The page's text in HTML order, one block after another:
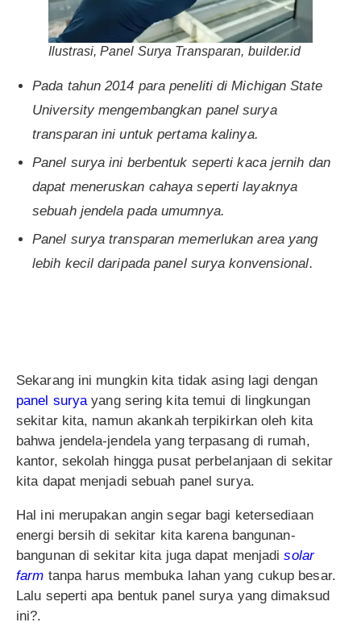
Ilustrasi, Panel Surya Transparan, builder.id
Pada tahun 2014 para peneliti di Michigan State
University mengembangkan panel surya
transparan ini untuk pertama kalinya.
Panel surya ini berbentuk seperti kaca jernih dan
dapat meneruskan cahaya seperti layaknya
sebuah jendela pada umumnya.
Panel surya transparan memerlukan area yang
lebih kecil daripada panel surya konvensional.
Sekarang ini mungkin kita tidak asing lagi dengan
panel suryayang sering kita temui di lingkungan
sekitar kita, namun akankah terpikirkan oleh kita
bahwa jendela-jendela yang terpasang di rumah,
kantor, sekolah hingga pusat perbelanjaan di sekitar
kita dapat menjadi sebuah panel surya.
Hal ini merupakan angin segar bagi ketersediaan
energi bersih di sekitar kita karena bangunan-
bangunan di sekitar kita juga dapat menjadisolar
farm tanpa harus membuka lahan yang cukup besar.
Lalu seperti apa bentuk panel surya yang dimaksud
ini?.